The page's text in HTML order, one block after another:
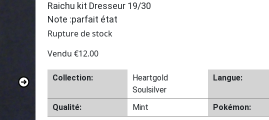
Raichu kit Dresseur 19/30
Note :parfait état
Rupture de stock
Vendu €12.00
Collection:
Heartgold
Soulsilver
Langue:
Qualité: Mint Pokémon: